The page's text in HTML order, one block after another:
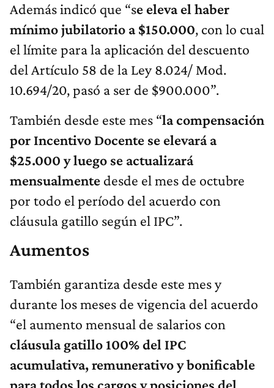
Además indicó que “se eleva el haber
mínimojubilatorio a$150.000, con lo cual
el límite para la aplicación del descuento
del Artículo 58 de la Ley 8.024/ Mod.
10.694/20, pasó a ser de $900.000”.
También desde este mes “la compensación
por Incentivo Docente se elevará a
$25.000 y luego se actualizará
mensualmente desde el mes de octubre
por todo el período del acuerdo con
cláusula gatillo según el IPC”.
Aumentos
También garantiza desde este mes y
durante los meses de vigencia del acuerdo
“el aumento mensual de salarios con
cláusula gatillo 100% del IPC
acumulativa, remunerativo y bonificable